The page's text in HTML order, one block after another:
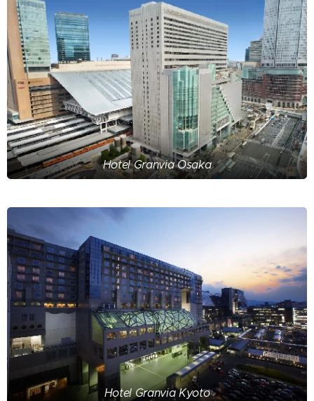
Hotel Granvia Osaka
Hotel Granvia Kyoto